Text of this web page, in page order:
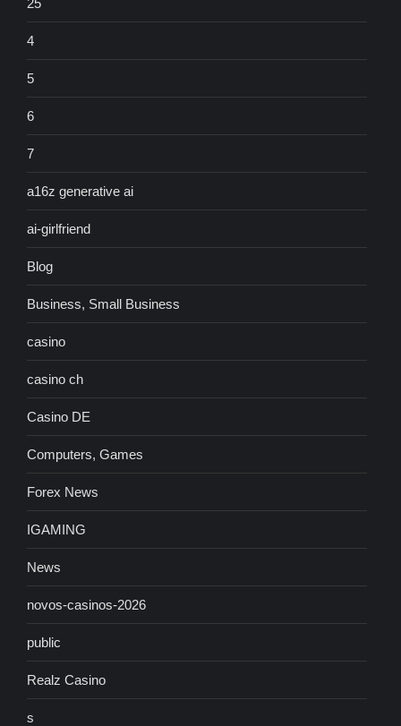
4
5
6
7
a16z generative ai
ai-girlfriend
Blog
Business, Small Business
casino
casino ch
Casino DE
Computers, Games
Forex News
IGAMING
News
novos-casinos-2026
public
Realz Casino
s